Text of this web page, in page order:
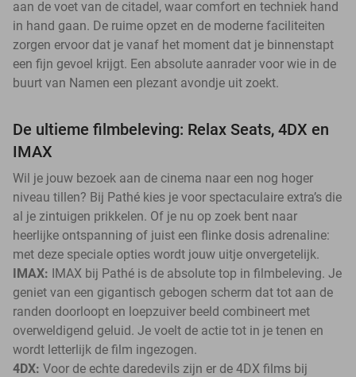
aan de voet van de citadel, waar comfort en techniek hand
in hand gaan. De ruime opzet en de moderne faciliteiten
zorgen ervoor dat je vanaf het moment dat je binnenstapt
een fijn gevoel krijgt. Een absolute aanrader voor wie in de
buurt van Namen een plezant avondje uit zoekt.
De ultieme filmbeleving: Relax Seats, 4DX en
IMAX
Wil je jouw bezoek aan de cinema naar een nog hoger
niveau tillen? Bij Pathé kies je voor spectaculaire extra’s die
al je zintuigen prikkelen. Of je nu op zoek bent naar
heerlijke ontspanning of juist een flinke dosis adrenaline:
met deze speciale opties wordt jouw uitje onvergetelijk.
IMAX: IMAX bij Pathé is de absolute top in filmbeleving. Je
geniet van een gigantisch gebogen scherm dat tot aan de
randen doorloopt en loepzuiver beeld combineert met
overweldigend geluid. Je voelt de actie tot in je tenen en
wordt letterlijk de film ingezogen.
4DX: Voor de echte daredevils zijn er de 4DX films bij